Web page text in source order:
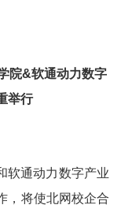
院&软通动力数字
举行
软通动力数字产业
，将使北网校企合